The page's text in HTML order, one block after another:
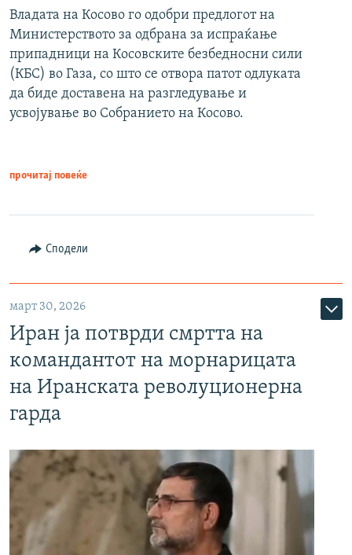
Владата на Косово го одобри предлогот на
Министерството за одбрана за испраќање
припадници на Косовските безбедносни сили
(КБС) во Газа, со што се отвора патот одлуката
да биде доставена на разгледување и
усвојување во Собранието на Косово.
прочитај повеќе
Сподели
март 30, 2026
Иран ја потврди смртта на
командантот на морнарицата
на Иранската револуционерна
гарда